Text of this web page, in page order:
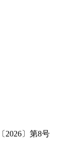
2026〕第8号